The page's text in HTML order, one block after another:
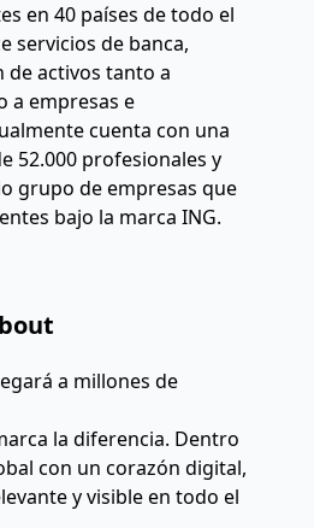
en 40 países de todo el
servicios de banca,
de activos tanto a
a empresas e
cuenta con una
52.000 profesionales y
grupo de empresas que
bajo la marca ING.
a millones de
la diferencia. Dentro
con un corazón digital,
y visible en todo el